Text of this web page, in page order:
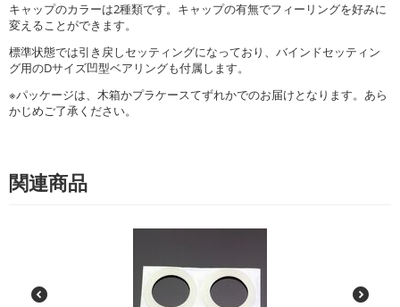
キャップのカラーは2種類です。キャップの有無でフィーリングを好みに
変えることができます。
標準状態では引き戻しセッティングになっており、バインドセッティン
グ用のDサイズ凹型ベアリングも付属します。
※パッケージは、木箱かプラケースてずれかでのお届けとなります。あら
かじめご了承ください。
関連商品